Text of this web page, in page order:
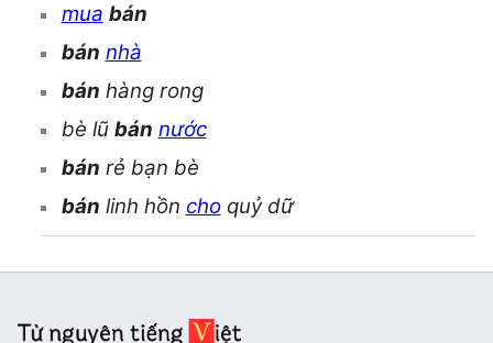
mua bán
bán nhà
bán hàng rong
bè lũ bán nước
bán rẻ bạn bè
bán linh hồn choquỷ dữ